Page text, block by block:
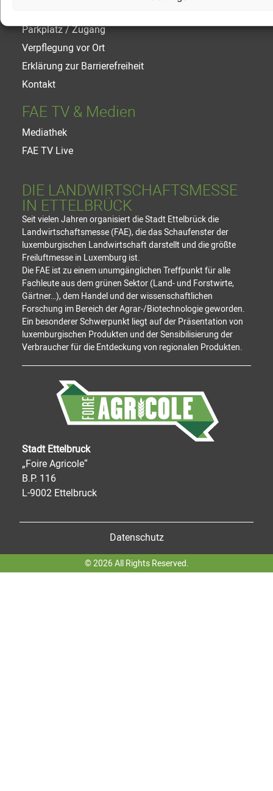
Parkplatz / Zugang
Verpflegung vor Ort
Erklärung zur Barrierefreiheit
Kontakt
FAE TV & Medien
Mediathek
FAE TV Live
DIE LANDWIRTSCHAFTSMESSE
IN ETTELBRÜCK
Seit vielen Jahren organisiert die Stadt Ettelbrück die
Landwirtschaftsmesse (FAE), die das Schaufenster der
luxemburgischen Landwirtschaft darstellt und die größte
Freiluftmesse in Luxemburg ist.
Die FAE ist zu einem unumgänglichen Treffpunkt für alle
Fachleute aus dem grünen Sektor (Land- und Forstwirte,
Gärtner…), dem Handel und der wissenschaftlichen
Forschung im Bereich der Agrar-/Biotechnologie geworden.
Ein besonderer Schwerpunkt liegt auf der Präsentation von
luxemburgischen Produkten und der Sensibilisierung der
Verbraucher für die Entdeckung von regionalen Produkten.
Stadt Ettelbruck
„Foire Agricole“
B.P. 116
L-9002 Ettelbruck
Datenschutz
© 2026 All Rights Reserved.